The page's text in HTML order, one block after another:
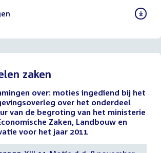
zaken
over: moties ingediend bij het
over het onderdeel
van de begroting van het ministerie
Zaken, Landbouw en
voor het jaar 2011